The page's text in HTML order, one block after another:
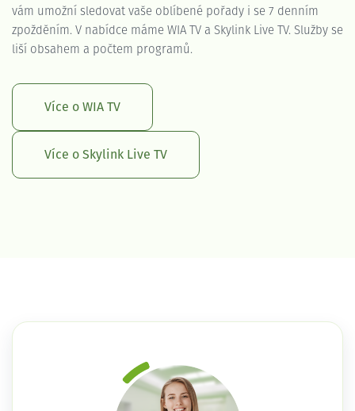
vám umožní sledovat vaše oblíbené pořady i se 7 denním
zpožděním. V nabídce máme WIA TV a Skylink Live TV. Služby se
liší obsahem a počtem programů.
Více o WIA TV
Více o Skylink Live TV